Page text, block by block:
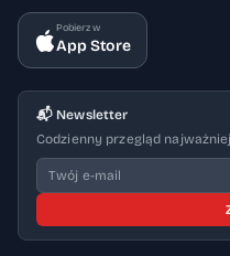
Pobierz w
App Store
📬 Newsletter
Codzienny przegląd